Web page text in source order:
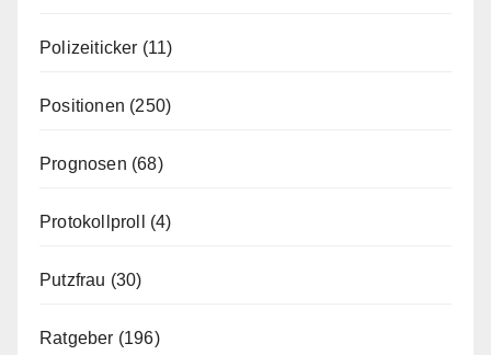
Polizeiticker (11)
Positionen (250)
Prognosen (68)
Protokollproll (4)
Putzfrau (30)
Ratgeber (196)